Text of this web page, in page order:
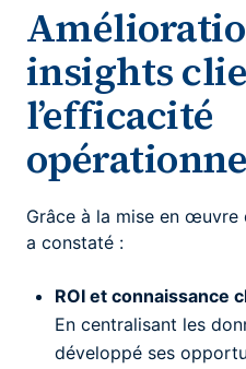
insights
l’efficacité
Grâce à la mise en œuvre
a constaté :
ROI et connaissance
En centralisant les
développé ses